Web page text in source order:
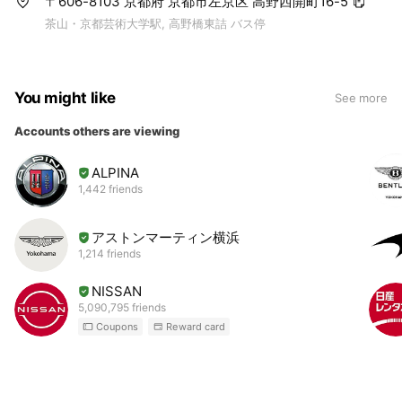
茶山・京都芸術大学駅, 高野橋東詰 バス停
You might like See more
Accounts others are viewing
ALPINA
1,442 friends
アストンマーティン横浜
1,214 friends
NISSAN
5,090,795 friends
Coupons Reward card